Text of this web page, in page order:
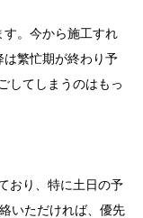
。今から施工すれ
繁忙期が終わり予
してしまうのはもっ
おり、特に土日の予
いただければ、優先